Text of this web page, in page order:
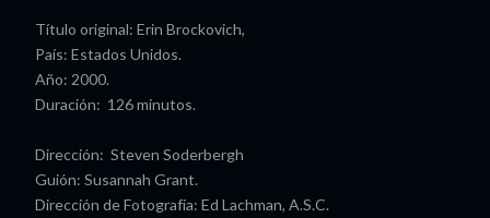
Título original: Erin Brockovich,
País: Estados Unidos.
Año: 2000.
Duración: 126 minutos.
Dirección: Steven Soderbergh
Guión: Susannah Grant.
Dirección de Fotografía: Ed Lachman, A.S.C.